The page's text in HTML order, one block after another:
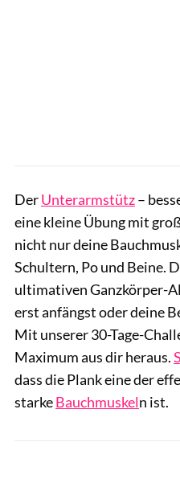
DerUnterarmstütz–
eine kleine Übung mit
nicht nur deine
Schultern, Po und Beine.
ultimativen Ganzkörper-
erst anfängst oder deine
Mit unserer 30-Tage-
Maximum aus dir heraus.
dass die Plank eine der
starkeBauchmuskeln ist.